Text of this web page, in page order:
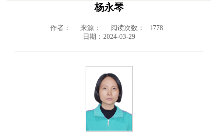
杨永琴
作者： 来源： 阅读次数：
1778
日期：2024-03-29